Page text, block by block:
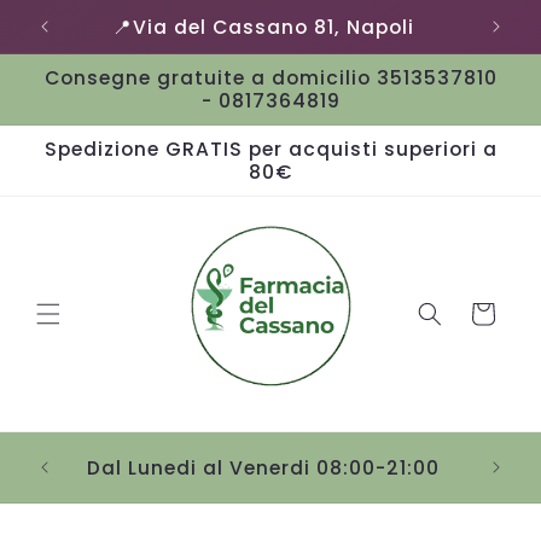
direttamente📍Via del Cassano 81, Napoli
Consegne gratuite a domicilio 3513537810
- 0817364819
Spedizione GRATIS per acquisti superiori a
80€
Carrello
Dal Lunedi al Venerdi 08:00-21:00